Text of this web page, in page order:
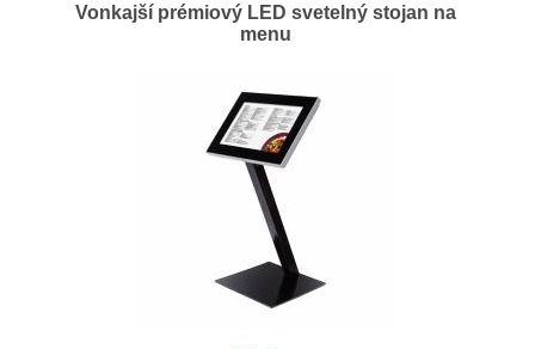
Vonkajší prémiový LED svetelný stojan na
menu